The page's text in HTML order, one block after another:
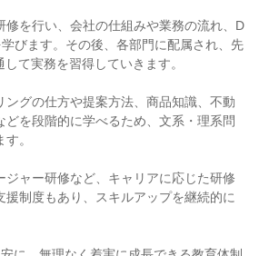
修を行い、会社の仕組みや業務の流れ、D
びます。その後、各部門に配属され、先
て実務を習得していきます。
ングの仕方や提案方法、商品知識、不動
どを段階的に学べるため、文系・理系問
。
ジャー研修など、キャリアに応じた研修
援制度もあり、スキルアップを継続的に